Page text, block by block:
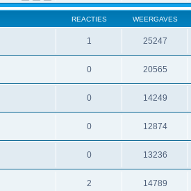
REACTIES WEERGAVES
1 25247
0 20565
0 14249
0 12874
0 13236
2 14789